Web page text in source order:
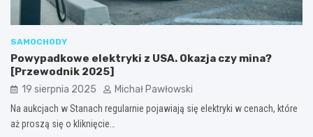
SAMOCHODY
Powypadkowe elektryki z USA. Okazja czy mina?
[Przewodnik 2025]
19 sierpnia 2025 Michał Pawłowski
Na aukcjach w Stanach regularnie pojawiają się elektryki w cenach, które
aż proszą się o kliknięcie…